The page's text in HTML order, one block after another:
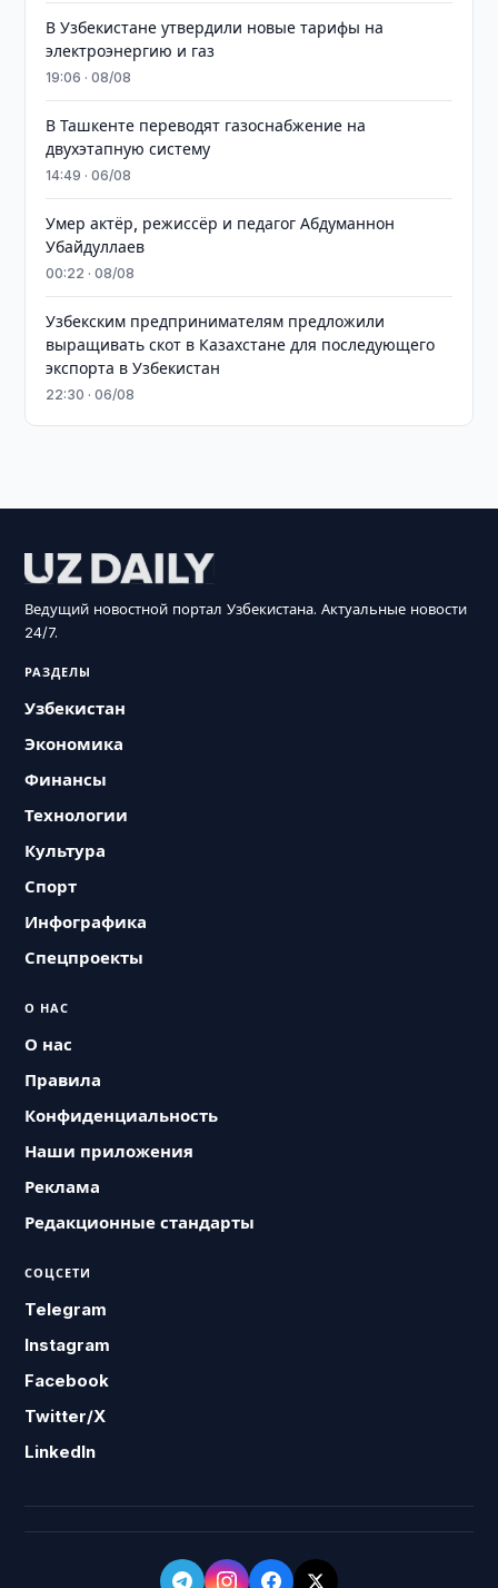
В Узбекистане утвердили новые тарифы на
электроэнергию и газ
19:06 · 08/08
В Ташкенте переводят газоснабжение на
двухэтапную систему
14:49 · 06/08
Умер актёр, режиссёр и педагог Абдуманнон
Убайдуллаев
00:22 · 08/08
Узбекским предпринимателям предложили
выращивать скот в Казахстане для последующего
экспорта в Узбекистан
22:30 · 06/08
Ведущий новостной портал Узбекистана. Актуальные новости
24/7.
РАЗДЕЛЫ
Узбекистан
Экономика
Финансы
Технологии
Культура
Спорт
Инфографика
Спецпроекты
О НАС
О нас
Правила
Конфиденциальность
Наши приложения
Реклама
Редакционные стандарты
СОЦСЕТИ
Telegram
Instagram
Facebook
Twitter/X
LinkedIn